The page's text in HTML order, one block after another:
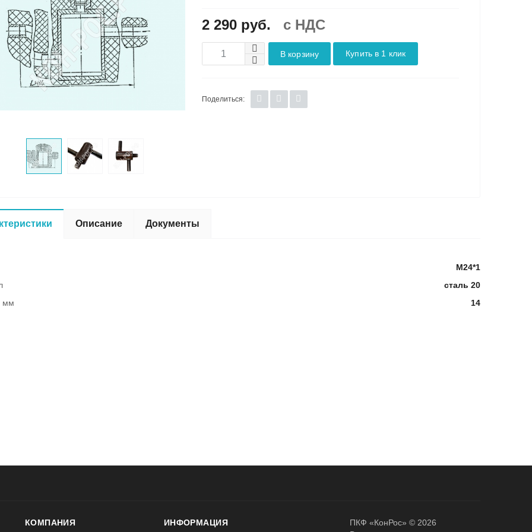
2 290 руб. c НДС
В корзину Купить в 1 клик
Поделиться:
Описание Документы
М24*1
сталь 20
мм
14
КОМПАНИЯ ИНФОРМАЦИЯ
ПКФ «КонРос» © 2026